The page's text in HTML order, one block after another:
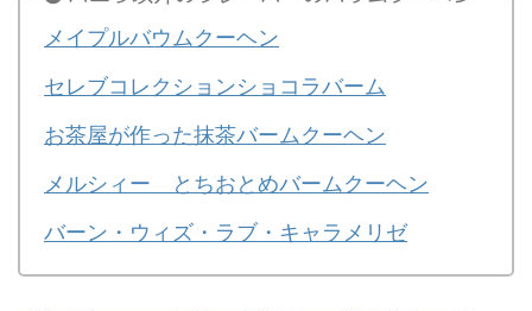
メイプルバウムクーヘン
セレブコレクションショコラバーム
お茶屋が作った抹茶バームクーヘン
メルシィー とちおとめバームクーヘン
バーン・ウィズ・ラブ・キャラメリゼ